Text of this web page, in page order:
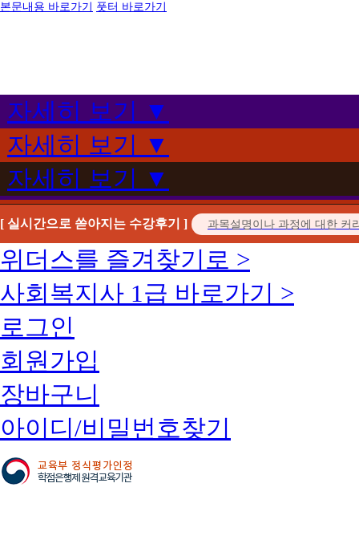
본문내용 바로가기 풋터 바로가기
자세히 보기 ▼
자세히 보기 ▼
자세히 보기 ▼
[ 실시간으로 쏟아지는 수강후기 ]
위더스를 즐겨찾기로 >
사회복지사 1급 바로가기 >
로그인
회원가입
장바구니
아이디/비밀번호찾기